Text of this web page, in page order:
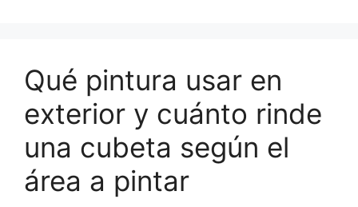
Qué pintura usar en
exterior y cuánto rinde
una cubeta según el
área a pintar